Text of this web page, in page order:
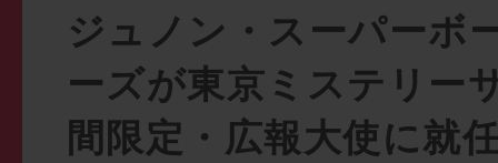
ジュノン・スーパーボ
ーズが東京ミステリー
間限定・広報大使に就